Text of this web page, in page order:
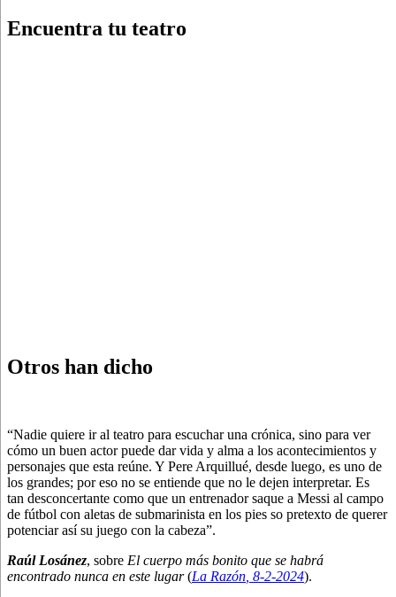
Encuentra tu teatro
Otros han dicho
“Nadie quiere ir al teatro para escuchar una crónica, sino para ver
cómo un buen actor puede dar vida y alma a los acontecimientos y
personajes que esta reúne. Y Pere Arquillué, desde luego, es uno de
los grandes; por eso no se entiende que no le dejen interpretar. Es
tan desconcertante como que un entrenador saque a Messi al campo
de fútbol con aletas de submarinista en los pies so pretexto de querer
potenciar así su juego con la cabeza”.
Raúl Losánez, sobre El cuerpo más bonito que se habrá
encontrado nunca en este lugar(La Razón , 8-2-2024).